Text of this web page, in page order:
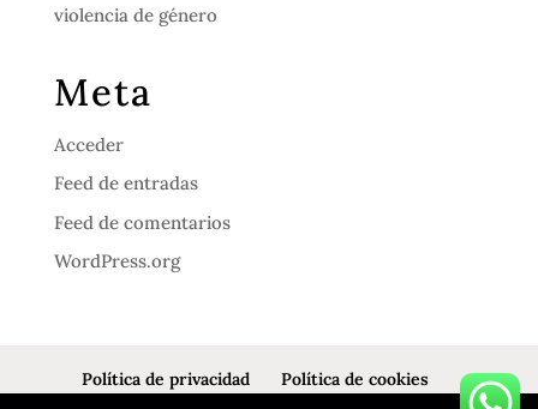
violencia de género
Meta
Acceder
Feed de entradas
Feed de comentarios
WordPress.org
Política de privacidad
Política de cookies